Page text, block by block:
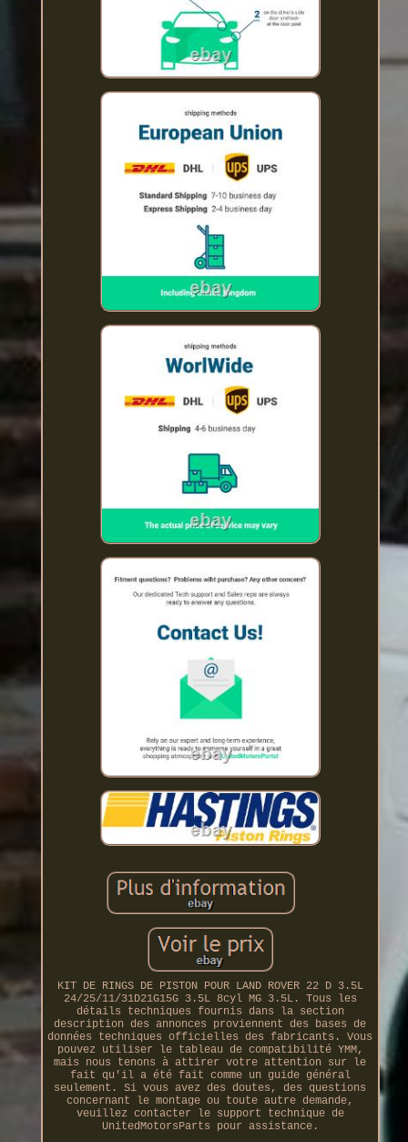
KIT DE RINGS DE PISTON POUR LAND ROVER 22 D 3.5L
24/25/11/31D21G15G 3.5L 8cyl MG 3.5L. Tous les
détails techniques fournis dans la section
description des annonces proviennent des bases de
données techniques officielles des fabricants. Vous
pouvez utiliser le tableau de compatibilité YMM,
mais nous tenons à attirer votre attention sur le
fait qu'il a été fait comme un guide général
seulement. Si vous avez des doutes, des questions
concernant le montage ou toute autre demande,
veuillez contacter le support technique de
UnitedMotorsParts pour assistance.